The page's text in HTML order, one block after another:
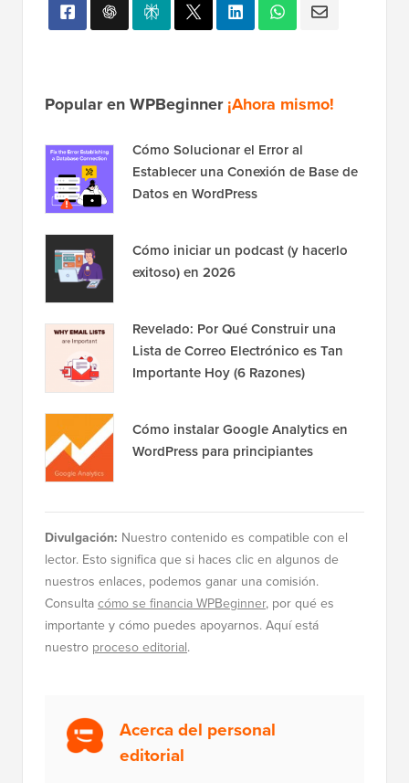
Popular en WPBeginner¡Ahora mismo!
Cómo Solucionar el Error al
Establecer una Conexión de Base de
Datos en WordPress
Cómo iniciar un podcast (y hacerlo
exitoso) en 2026
Revelado: Por Qué Construir una
Lista de Correo Electrónico es Tan
Importante Hoy (6 Razones)
Cómo instalar Google Analytics en
WordPress para principiantes
Divulgación: Nuestro contenido es compatible con el
lector. Esto significa que si haces clic en algunos de
nuestros enlaces, podemos ganar una comisión.
Consultacómo se financia WPBeginner, por qué es
importante y cómo puedes apoyarnos. Aquí está
nuestro proceso editorial.
Acerca del personal
editorial